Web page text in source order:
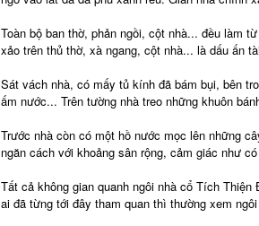
Toàn bộ ban thờ, phản ngồi, cột nhà... đều làm
xảo trên thủ thờ, xà ngang, cột nhà... là dấu ấn
Sát vách nhà, có mấy tủ kính đã bám bụi, bên
ấm nước... Trên tường nhà treo những khuôn
Trước nhà còn có một hồ nước mọc lên những
ngăn cách với khoảng sân rộng, cảm giác như
Tất cả không gian quanh ngôi nhà cổ Tích
ai đã từng tới đây tham quan thì thường xem